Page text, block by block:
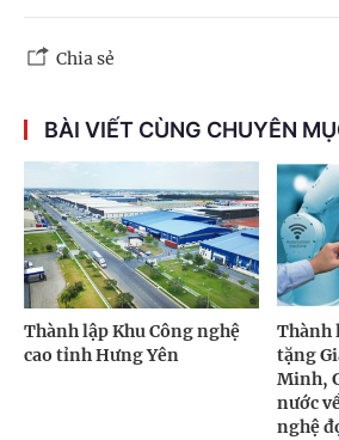
Chia sẻ
BÀI VIẾT CÙNG CHUYÊN
Thành lập Khu Công nghệ
cao tỉnh Hưng Yên
Thành
tặng
Minh,
nước
nghệ